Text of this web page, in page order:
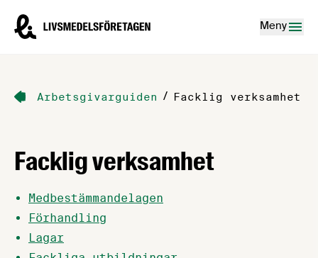
Livsmedelsföretagen – till startsidan
Meny
Arbetsgivarguiden / Facklig verksamhet
Facklig verksamhet
Medbestämmandelagen
Förhandling
Lagar